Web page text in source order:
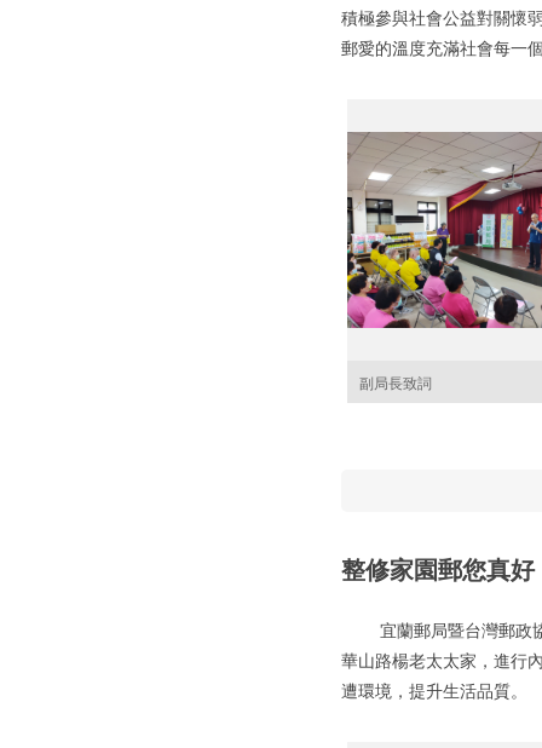
積極參與社會公益對關懷
郵愛的溫度充滿社會每一
副局長致詞
整修家園郵您真好
宜蘭郵局暨台灣郵政協
華山路楊老太太家，進行
遭環境，提升生活品質。